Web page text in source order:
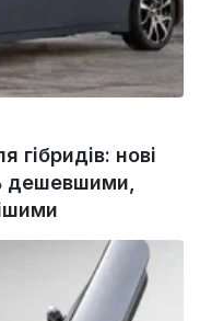
нові
дешевшими,